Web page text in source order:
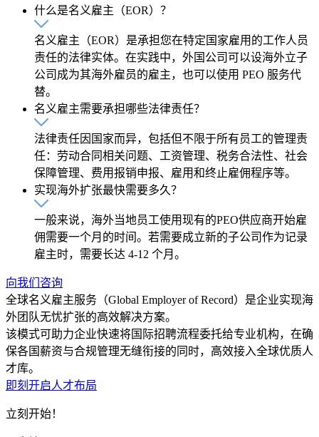
什么是名义雇主（EOR）？
名义雇主（EOR）是承担您在特定国家雇用的工作人员
责任的法律实体。在实践中，外国公司可以设海外立子
公司成为其海外雇员的雇主，也可以使用 PEO 服务代
替。
名义雇主需要承担哪些法律责任？
法律责任因国家而异，包括但不限于所有员工的管理责
任：劳动合同相关问题、工资管理、税务合法性、社会
保障管理、费用报销申报、雇用和终止雇佣程序等。
实现海外扩张最快需要多久？
一般来说，海外当地员工使用现有的PEO供应商开始雇
佣需要一个月的时间。若需要成立新的子公司作为记录
雇主时，需要长达 4-12 个月。
向我们咨询
全球名义雇主服务（Global Employer of Record）是企业实现海
外团队无忧扩张的高效解决方案。
该模式可助力企业快速将国际招聘流程委托给专业机构，在确
保各国薪资与合规管理无缝衔接的同时，高效接入全球优质人
才库。
即刻开启人才布局
立刻开始！